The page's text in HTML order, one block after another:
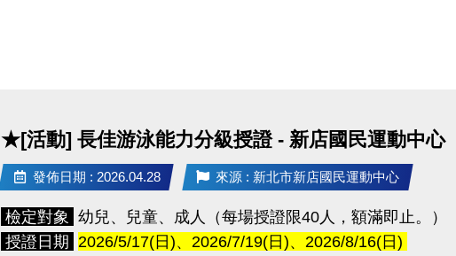
★[活動] 長佳游泳能力分級授證 - 新店國民運動中心
發佈日期 : 2026.04.28 來源 : 新北市新店國民運動中心
檢定對象
幼兒、兒童、成人（每場授證限40人，額滿即止。）
​授證日期 2026/5/17(日)、2026/7/19(日)、2026/8/16(日)